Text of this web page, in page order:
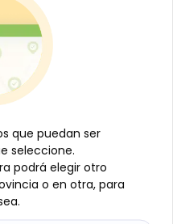
100g, Apti
carrito
que puedan ser
seleccione.
podrá elegir otro
o en otra, para
que puedan ser
seleccione.
podrá elegir otro
o en otra, para